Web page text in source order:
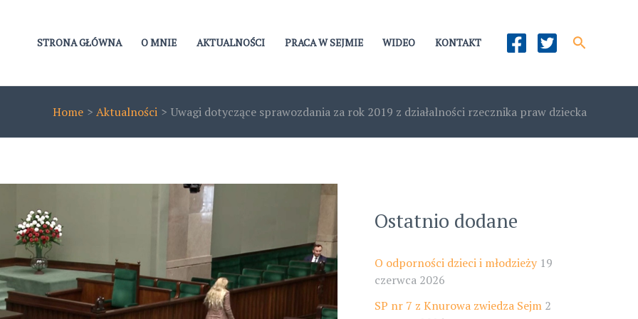
STRONA GŁÓWNA O MNIE AKTUALNOŚCI PRACA W SEJMIE WIDEO KONTAKT Szukaj
Home Aktualności Uwagi dotyczące sprawozdania za rok 2019 z działalności rzecznika praw dziecka
Ostatnio dodane
O odporności dzieci i młodzieży 19
czerwca 2026
SP nr 7 z Knurowa zwiedza Sejm 2